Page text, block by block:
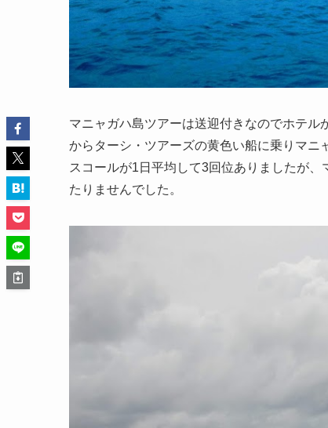
マニャガハ島ツアーは送迎付きなのでホテル
からターシ・ツアーズの黄色い船に乗りマ
スコールが1日平均して3回位ありましたが
たりませんでした。